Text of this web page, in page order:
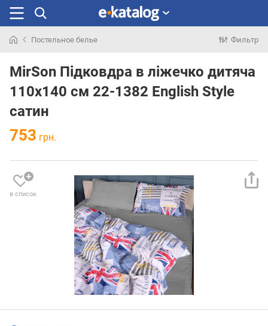
раньше
Постельное белье Фильтр
MirSon Підковдра в ліжечко дитяча
110x140 см 22-1382 English Style
сатин
753 грн.
в список